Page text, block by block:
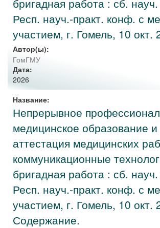
бригадная работа : сб.
Респ. науч.-практ. конф. с
участием, г. Гомель, 10 окт.
Автор(ы):
ГомГМУ
Дата:
2026
Название:
Непрерывное
медицинское образование и
аттестация медицинских
коммуникационные
бригадная работа : сб.
Респ. науч.-практ. конф. с
участием, г. Гомель, 10 окт.
Содержание.